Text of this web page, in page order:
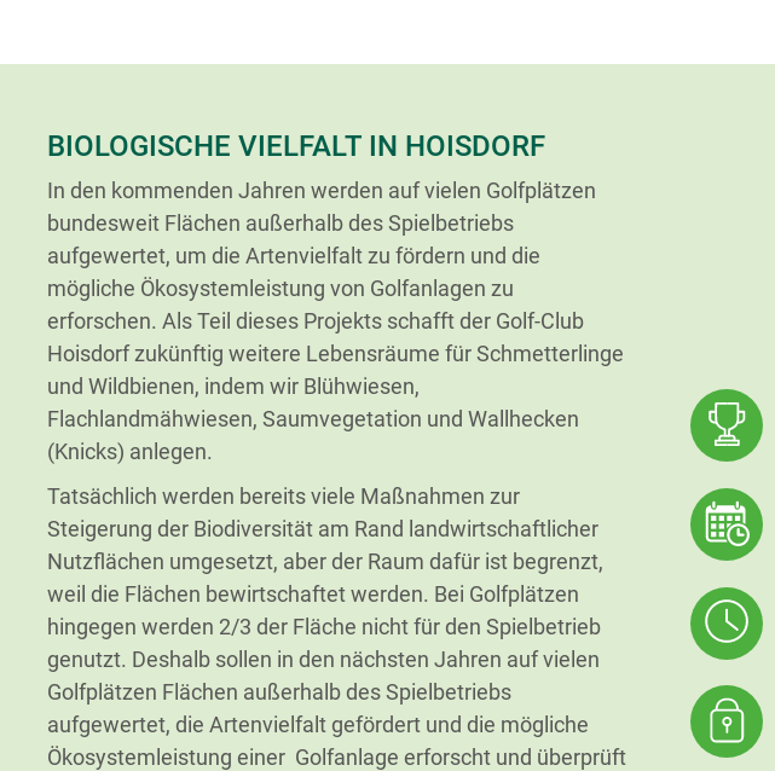
BIOLOGISCHE VIELFALT IN HOISDORF
In den kommenden Jahren werden auf vielen Golfplätzen
bundesweit Flächen außerhalb des Spielbetriebs
aufgewertet, um die Artenvielfalt zu fördern und die
mögliche Ökosystemleistung von Golfanlagen zu
erforschen. Als Teil dieses Projekts schafft der Golf-Club
Hoisdorf zukünftig weitere Lebensräume für Schmetterlinge
und Wildbienen, indem wir Blühwiesen,
Flachlandmähwiesen, Saumvegetation und Wallhecken
(Knicks) anlegen.
Tatsächlich werden bereits viele Maßnahmen zur
Steigerung der Biodiversität am Rand landwirtschaftlicher
Nutzflächen umgesetzt, aber der Raum dafür ist begrenzt,
weil die Flächen bewirtschaftet werden. Bei Golfplätzen
hingegen werden 2/3 der Fläche nicht für den Spielbetrieb
genutzt. Deshalb sollen in den nächsten Jahren auf vielen
Golfplätzen Flächen außerhalb des Spielbetriebs
aufgewertet, die Artenvielfalt gefördert und die mögliche
Ökosystemleistung einer Golfanlage erforscht und überprüft